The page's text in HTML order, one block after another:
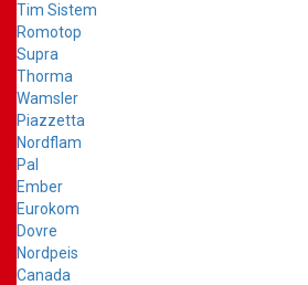
Tim Sistem
Romotop
Supra
Thorma
Wamsler
Piazzetta
Nordflam
Pal
Ember
Eurokom
Dovre
Nordpeis
Canada